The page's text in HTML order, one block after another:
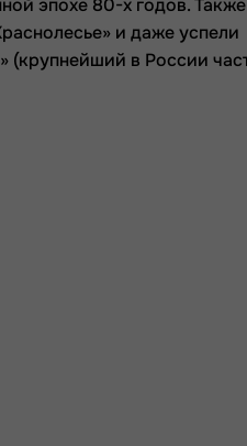
эпохе 80-х годов. Также
и даже успели
(крупнейший в России